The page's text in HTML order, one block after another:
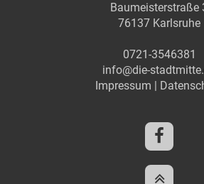
Baumeisterstraße
76137 Karlsruhe
0721-3546381
info@die-
Impressum |